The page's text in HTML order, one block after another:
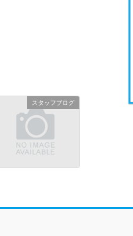
スタッフブログ